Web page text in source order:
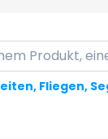
Produkt,
Fliegen,